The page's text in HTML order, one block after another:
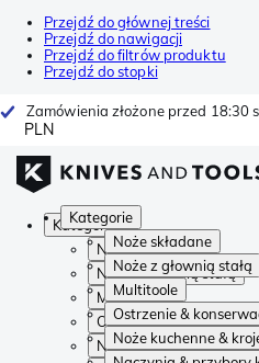
Przejdź do głównej treści
Przejdź do nawigacji
Przejdź do filtrów produktu
Przejdź do stopki
Zamówienia złożone przed 18:30
PLN
Kategorie
Noże składane
Noże z głownią stałą
Multitoole
Ostrzenie &
Noże kuchenne &
Kategorie
Noże składane
Noże z głownią stałą
Multitoole
Ostrzenie &
Noże kuchenne &